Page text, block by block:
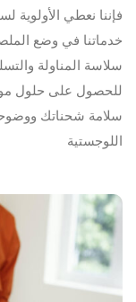
فإننا نعطي الأولوية
خدماتنا في وضع
سلاسة المناولة
للحصول على حلول
سلامة شحناتك
اللوجستية